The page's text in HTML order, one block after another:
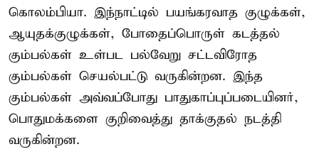
கொலம்பியா. இந்நாட்டில் பயங்கரவாத குழுக்கள்,
ஆயுதக்குழுக்கள், போதைப்பொருள் கடத்தல்
கும்பல்கள் உள்பட பல்வேறு சட்டவிரோத
கும்பல்கள் செயல்பட்டு வருகின்றன. இந்த
கும்பல்கள் அவ்வப்போது பாதுகாப்புப்படையினர்,
பொதுமக்களை குறிவைத்து தாக்குதல் நடத்தி
வருகின்றன.